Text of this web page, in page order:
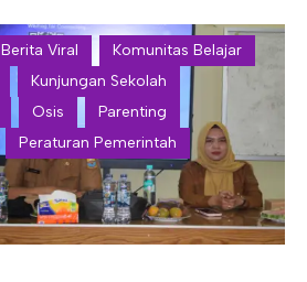
Berita Viral
Komunitas Belajar
Kunjungan Sekolah
Osis
Parenting
Peraturan Pemerintah